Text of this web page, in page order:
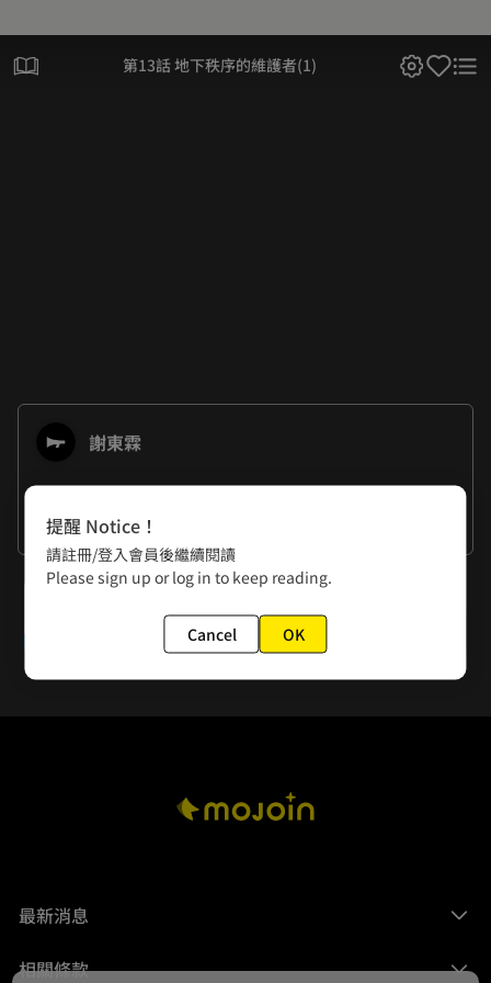
第13話 地下秩序的維護者(1)
謝東霖
謝謝大家的閱讀。
下一話
第14話 地下秩序的維護者(2)
最新消息
相關條款
提醒 Notice！
請註冊/登入會員後繼續閱讀
Please sign up or log in to keep reading.
Cancel OK